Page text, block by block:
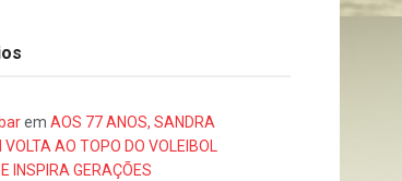
em AOS 77 ANOS, SANDRA
VOLTA AO TOPO DO VOLEIBOL
INSPIRA GERAÇÕES